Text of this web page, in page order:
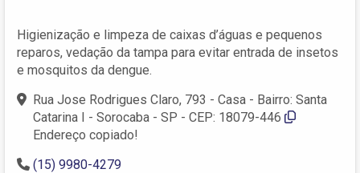
Higienização e limpeza de caixas d’águas e pequenos
reparos, vedação da tampa para evitar entrada de insetos
e mosquitos da dengue.
Rua Jose Rodrigues Claro, 793 - Casa - Bairro: Santa
Catarina I - Sorocaba - SP - CEP: 18079-446
Endereço copiado!
(15) 9980-4279